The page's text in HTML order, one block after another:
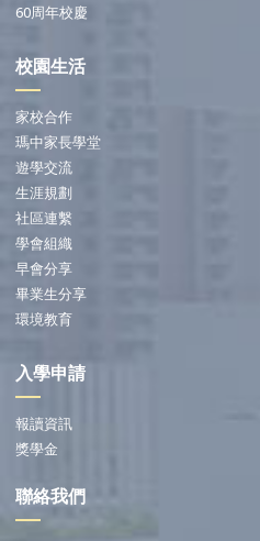
60周年校慶
校園生活
家校合作
瑪中家長學堂
遊學交流
生涯規劃
社區連繫
學會組織
早會分享
畢業生分享
環境教育
入學申請
報讀資訊
獎學金
聯絡我們